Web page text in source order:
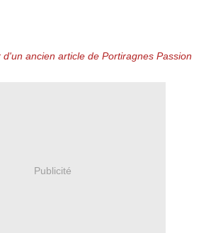
ancien article de Portiragnes Passion
Publicité